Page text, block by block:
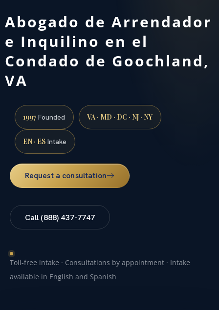
Abogado de Arrendador
e Inquilino en el
Condado de Goochland,
VA
1997Founded VA · MD · DC · NJ · NY
EN · ES Intake
Request a consultation
Call (888) 437-7747
Toll-free intake · Consultations by appointment · Intake
available in English and Spanish